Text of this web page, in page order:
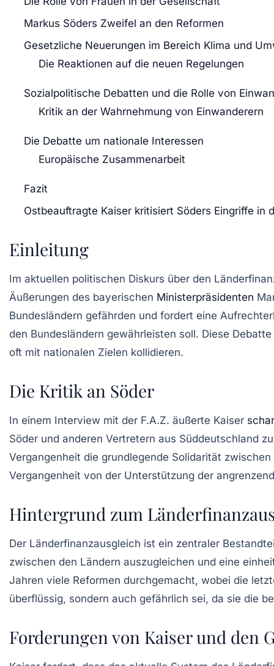
Markus Söders Zweifel an den Reformen
Gesetzliche Neuerungen im Bereich Klima und
Die Reaktionen auf die neuen Regelungen
Sozialpolitische Debatten und die Rolle von
Kritik an der Wahrnehmung von Einwanderern
Die Debatte um nationale Interessen
Europäische Zusammenarbeit
Fazit
Ostbeauftragte Kaiser kritisiert Söders Eingriffe in
Einleitung
Im aktuellen politischen Diskurs über den
Äußerungen des bayerischen Ministerpräsidenten
Bundesländern gefährden und fordert eine
den Bundesländern gewährleisten soll. Diese
oft mit nationalen Zielen kollidieren.
Die Kritik an Söder
In einem Interview mit der F.A.Z. äußerte Kaiser
Söder und anderen Vertretern aus Süddeutschland
Vergangenheit die grundlegende Solidarität zwischen
Vergangenheit von der Unterstützung der
Hintergrund zum
Der Länderfinanzausgleich ist ein zentraler
zwischen den Ländern auszugleichen und eine
Jahren viele Reformen durchgemacht, wobei die
überflüssig, sondern auch gefährlich sei, da sie die
Forderungen von Kaiser und den